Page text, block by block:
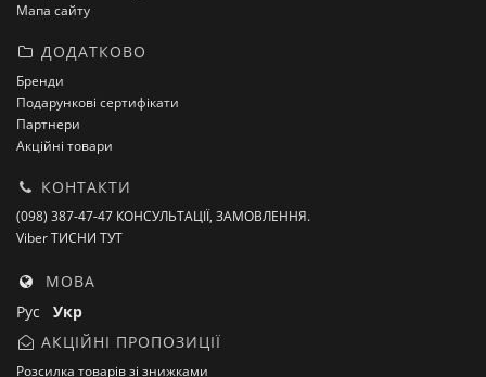
Мапа сайту
ДОДАТКОВО
Бренди
Подарункові сертифікати
Партнери
Акційні товари
КОНТАКТИ
(098) 387-47-47 КОНСУЛЬТАЦІЇ, ЗАМОВЛЕННЯ.
Viber ТИСНИ ТУТ
МОВА
Рус Укр
АКЦІЙНІ ПРОПОЗИЦІЇ
Розсилка товарів зі знижками